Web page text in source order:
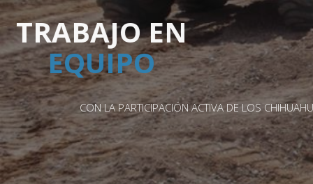
TRABAJO EN
EQUIPO
CON LA PARTICIPACIÓN ACTIVA DE LOS CHIHUAHUENSES
INICIA AHORA